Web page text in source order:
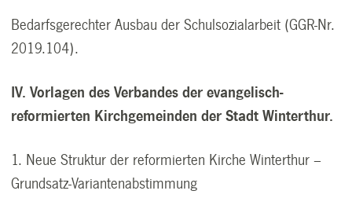
Bedarfsgerechter Ausbau der Schulsozialarbeit (GGR-Nr.
2019.104).
IV. Vorlagen des Verbandes der evangelisch-
reformierten Kirchgemeinden der Stadt Winterthur.
1. Neue Struktur der reformierten Kirche Winterthur –
Grundsatz-Variantenabstimmung